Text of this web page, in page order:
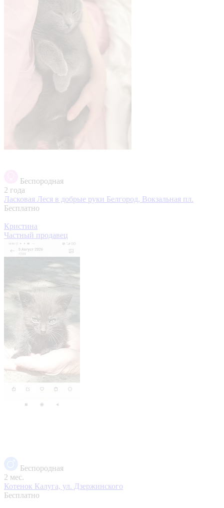
Беспородная
2 года
Ласковая Леся в добрые руки Белгород, Вокзальная пл.
Бесплатно
Кристина
Частный продавец
Беспородная
2 мес.
Котенок Калуга, ул. Дзержинского
Бесплатно